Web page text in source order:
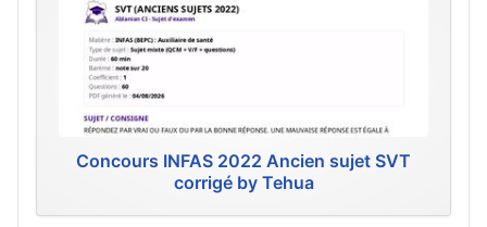
Concours INFAS 2022 Ancien sujet SVT
corrigé by Tehua